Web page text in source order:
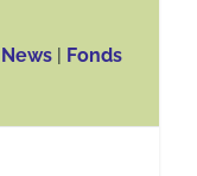
News | Fonds